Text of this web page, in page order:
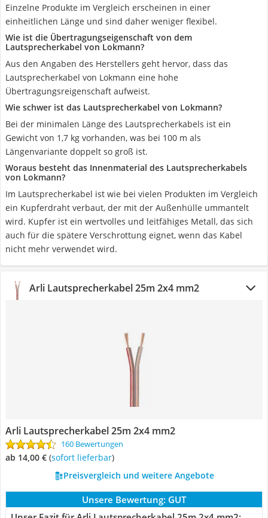
Einzelne Produkte im Vergleich erscheinen in einer
einheitlichen Länge und sind daher weniger flexibel.
Wie ist die Übertragungseigenschaft von dem
Lautsprecherkabel von Lokmann?
Aus den Angaben des Herstellers geht hervor, dass das
Lautsprecherkabel von Lokmann eine hohe
Übertragungsreigenschaft aufweist.
Wie schwer ist das Lautsprecherkabel von Lokmann?
Bei der minimalen Länge des Lautsprecherkabels ist ein
Gewicht von 1,7 kg vorhanden, was bei 100 m als
Längenvariante doppelt so groß ist.
Woraus besteht das Innenmaterial des Lautsprecherkabels
von Lokmann?
Im Lautsprecherkabel ist wie bei vielen Produkten im Vergleich
ein Kupferdraht verbaut, der mit der Außenhülle ummantelt
wird. Kupfer ist ein wertvolles und leitfähiges Metall, das sich
auch für die spätere Verschrottung eignet, wenn das Kabel
nicht mehr verwendet wird.
Arli Lautsprecherkabel 25m 2x4 mm2
Arli Lautsprecherkabel 25m 2x4 mm2
160 Bewertungen
ab 14,00 € ( Sofort lieferbar)
Preisvergleich und weitere Angebote
Unsere Bewertung: GUT